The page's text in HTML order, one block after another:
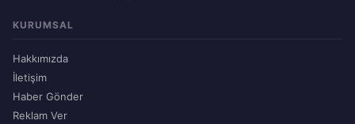
KURUMSAL
Hakkımızda
İletişim
Haber Gönder
Reklam Ver